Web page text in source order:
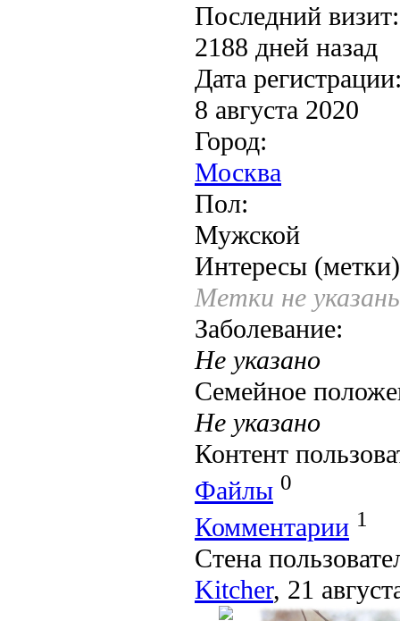
Последний визит:
2188 дней назад
Дата
8 августа 2020
Город:
Москва
Пол:
Мужской
Интересы
Метки не
Заболевание:
Не указано
Семейное
Не указано
Контент
Файлы 0
Комментарии 1
Стена
Kitcher, 21